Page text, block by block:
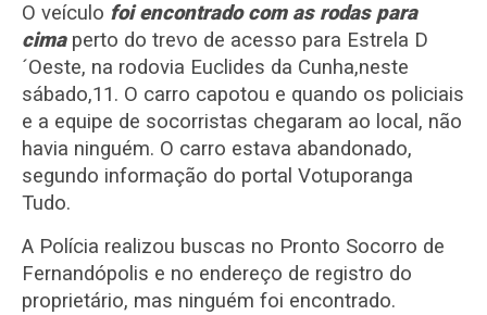
O veículo foi encontrado com as rodas para
cimaperto do trevo de acesso para Estrela D
´Oeste, na rodovia Euclides da Cunha,neste
sábado,11. O carro capotou e quando os policiais
e a equipe de socorristas chegaram ao local, não
havia ninguém. O carro estava abandonado,
segundo informação do portal Votuporanga
Tudo.
A Polícia realizou buscas no Pronto Socorro de
Fernandópolis e no endereço de registro do
proprietário, mas ninguém foi encontrado.